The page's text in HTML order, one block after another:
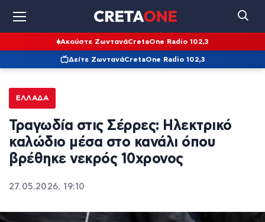
Ακούστε ΖωντανάCretaOne Radio 102,3
Δείτε ΖωντανάCretaOne Radio 102,3
ΕΛΛΆΔΑ
Τραγωδία στις Σέρρες: Ηλεκτρικό
καλώδιο μέσα στο κανάλι όπου
βρέθηκε νεκρός 10χρονος
27.05.2026, 19:10